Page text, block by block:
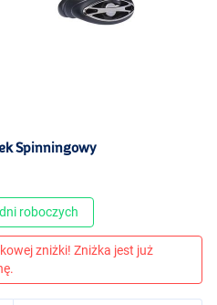
Spinningowy
roboczych
zniżki! Zniżka jest już